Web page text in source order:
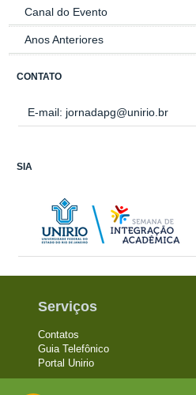
Canal do Evento
Anos Anteriores
CONTATO
E-mail: jornadapg@unirio.br
SIA
Serviços
Contatos
Guia Telefônico
Portal Unirio